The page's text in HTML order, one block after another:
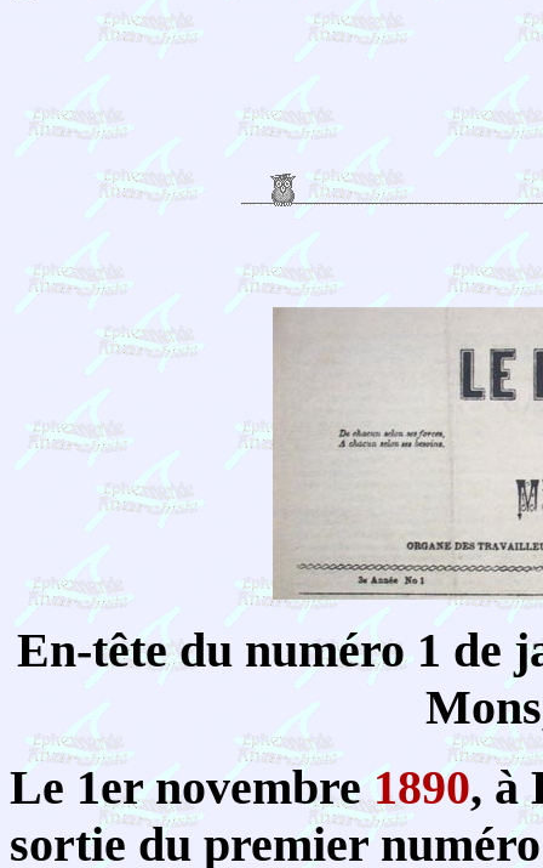
En-tête du numéro 1 de
Le 1er novembre1890, à
sortie du premier